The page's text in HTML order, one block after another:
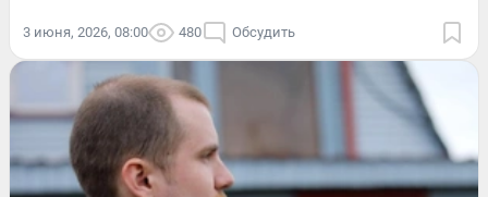
3 июня, 2026, 08:00 480 Обсудить